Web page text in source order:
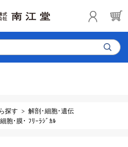
探す
解剖･細胞･遺伝
胞･膜･ ﾌﾘｰﾗｼﾞｶﾙ